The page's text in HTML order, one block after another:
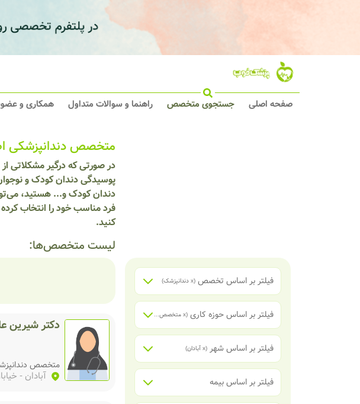
صفحه اصلی جستجوی متخصص راهنما و سوالات متداول همکاری و
متخصص دندانپزشکی
در صورتی که درگیر مشکلاتی
پوسیدگی دندان کودک و
دندان کودک و... هستید،
فرد مناسب خود را انتخاب
کنید.
لیست متخصص‌ها:
فیلتر بر اساس تخصص (x دندانپزشک)
فیلتر بر اساس حوزه کاری (x متخصص دندانپزشکی اطفال
فیلتر بر اساس شهر (x آبادان)
فیلتر بر اساس بیمه
دکتر شیرین
متخصص
آبادان -